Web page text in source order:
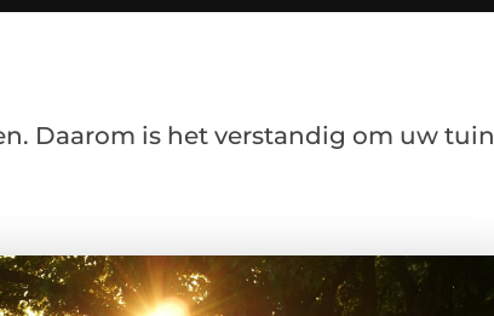
Daarom is het verstandig om uw tuin